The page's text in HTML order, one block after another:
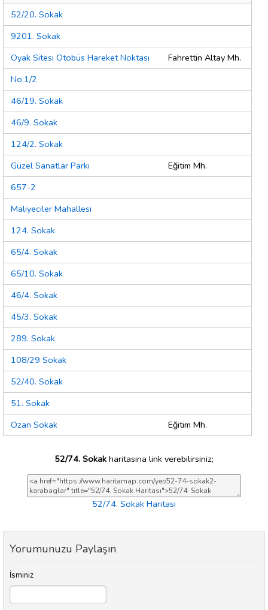
52/20. Sokak
9201. Sokak
Oyak Sitesi Otobüs Hareket Noktası
Fahrettin Altay Mh.
No:1/2
46/19. Sokak
46/9. Sokak
124/2. Sokak
Güzel Sanatlar Parkı
Eğitim Mh.
657-2
Maliyeciler Mahallesi
124. Sokak
65/4. Sokak
65/10. Sokak
46/4. Sokak
45/3. Sokak
289. Sokak
108/29 Sokak
52/40. Sokak
51. Sokak
Ozan Sokak
Eğitim Mh.
52/74. Sokak haritasına link verebilirsiniz;
52/74. Sokak Haritası
Yorumunuzu Paylaşın
İsminiz